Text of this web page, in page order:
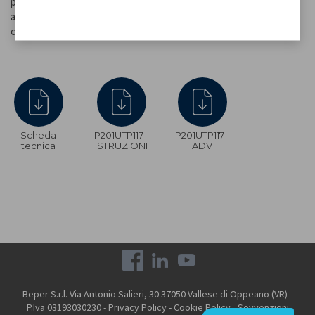
al centro della tua tavola. Cavo di ricarica USB incluso nella
confezione.
Scheda
tecnica
P201UTP117_
ISTRUZIONI
P201UTP117_
ADV
Beper S.r.l. Via Antonio Salieri, 30 37050 Vallese di Oppeano (VR) -
P.Iva 03193030230 - Privacy Policy- Cookie Policy-Sovvenzioni